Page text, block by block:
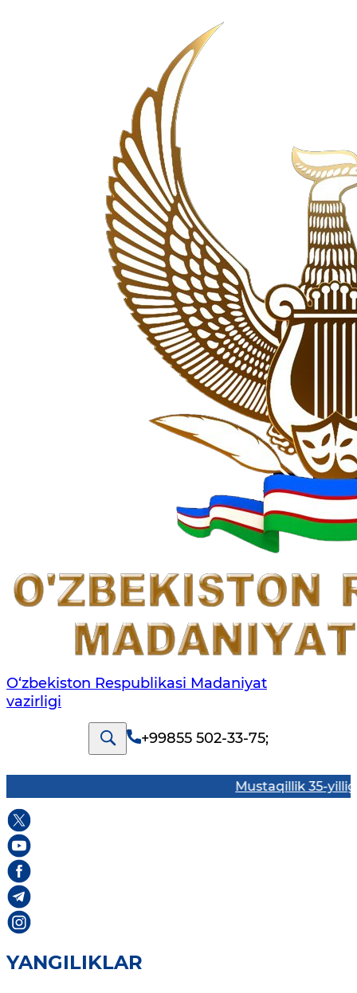
O‘zbekiston Respublikasi Madaniyat
vazirligi
+99855 502-33-75;
Mustaqillik 35-yilligi
YANGILIKLAR